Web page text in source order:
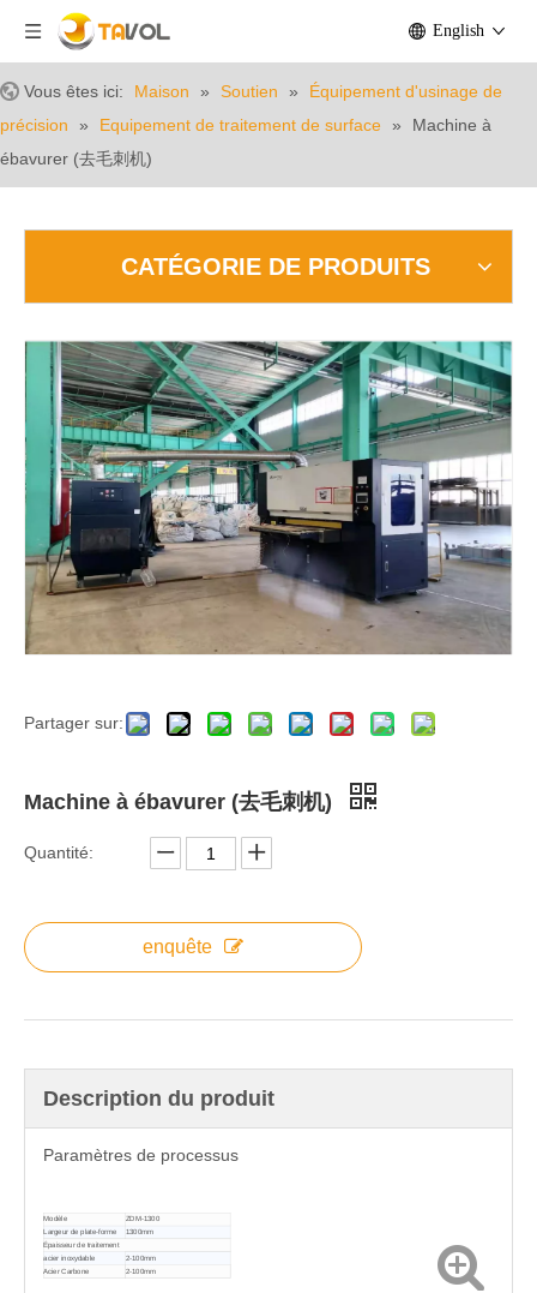
English
Vous êtes ici: Maison » Soutien »
Équipement d'usinage de
précision
» Equipement de traitement de surface »
Machine à
ébavurer (去毛刺机)
CATÉGORIE DE PRODUITS
Partager sur:
Machine à ébavurer (去毛刺机)
Quantité:
enquête
Description du produit
Paramètres de processus
Modèle
ZDM-1300
Largeur de plate-forme
1300mm
Épaisseur de traitement
acier inoxydable
2-100mm
Acier Carbone
2-100mm